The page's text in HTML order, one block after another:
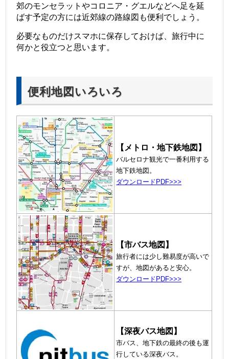
郊のモンセラットやコロニア・グエルなどへ足を延
ばす予定の方には近郊線の路線図も便利でしょう。
必要なものだけスマホに保存しておけば、旅行中に
何かと役立つと思います。
便利地図いろいろ
【メトロ・地下鉄地図】
バルセロナ観光で一番利用する
地下鉄地図。
ダウンロードPDF>>>
【市バス地図】
旅行者には少し難易度が高いで
すが、地図があると安心。
ダウンロードPDF>>>
【深夜バス地図】
市バス、地下鉄の最終の後も運
行している深夜バス。